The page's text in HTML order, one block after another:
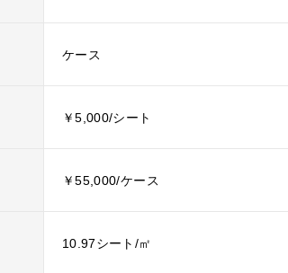
ケース
￥5,000/シート
￥55,000/ケース
10.97シート/㎡